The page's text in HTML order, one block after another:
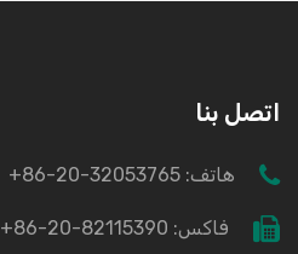
اتصل بنا
هاتف: +86-20-32053765
فاكس: +86-20-82115390